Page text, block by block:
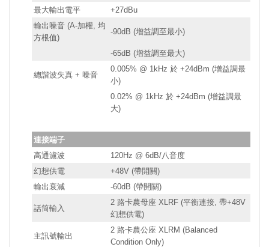
最大輸出電平
+27dBu
輸出噪音 (A-加權, 均
方根值)
-90dB (增益調至最小)
-65dB (增益調至最大)
總諧波失真 + 噪音
0.005% @ 1kHz 於 +24dBm (增益調最
小)
0.02% @ 1kHz 於 +24dBm (增益調最
大)
連接端子
高通濾波
120Hz @ 6dB/八音度
幻想供電
+48V (帶開關)
輸出衰減
-60dB (帶開關)
話筒輸入
2 路卡農母座 XLRF (平衡連接, 帶+48V
幻想供電)
主訊號輸出
2 路卡農公座 XLRM (Balanced
Condition Only)